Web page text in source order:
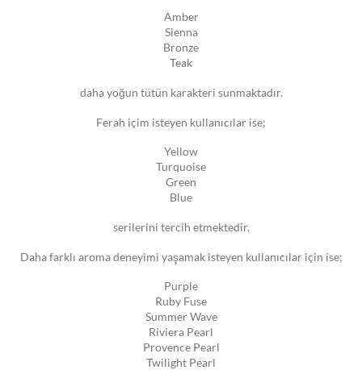
Amber
Sienna
Bronze
Teak
daha yoğun tütün karakteri sunmaktadır.
Ferah içim isteyen kullanıcılar ise;
Yellow
Turquoise
Green
Blue
serilerini tercih etmektedir.
Daha farklı aroma deneyimi yaşamak isteyen kullanıcılar için ise;
Purple
Ruby Fuse
Summer Wave
Riviera Pearl
Provence Pearl
Twilight Pearl